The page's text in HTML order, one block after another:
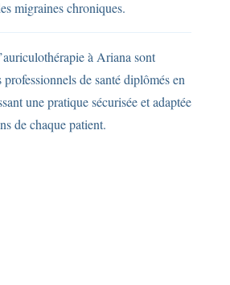
migraines chroniques.
à Ariana sont
professionnels de santé diplômés en
une pratique sécurisée et adaptée
de chaque patient.